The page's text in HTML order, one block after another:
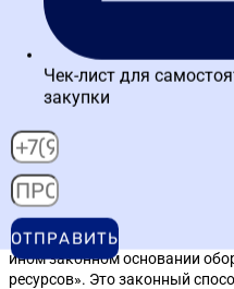
Довод №2: Незаконность
«квалификация»
Что утверждал заявитель:
критерий оценки заявок
материальных ресурсов»,
Решение ФАС:
Почему:
заявок» прямо
как «наличие у участников
ином законном основании
ресурсов». Это законный
Чек-лист для
закупки
ОТПРАВИТЬ